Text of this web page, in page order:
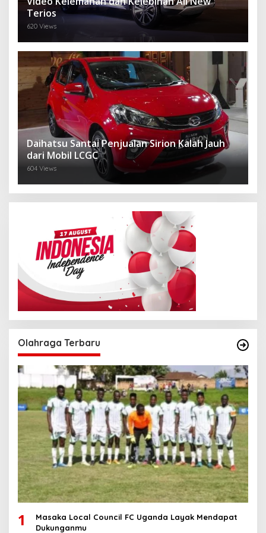
Terios
620 Views
Daihatsu Santai Penjualan Sirion Kalah Jauh
dari Mobil LCGC
604 Views
Olahraga Terbaru
1
Masaka Local Council FC Uganda Layak Mendapat
Dukunganmu